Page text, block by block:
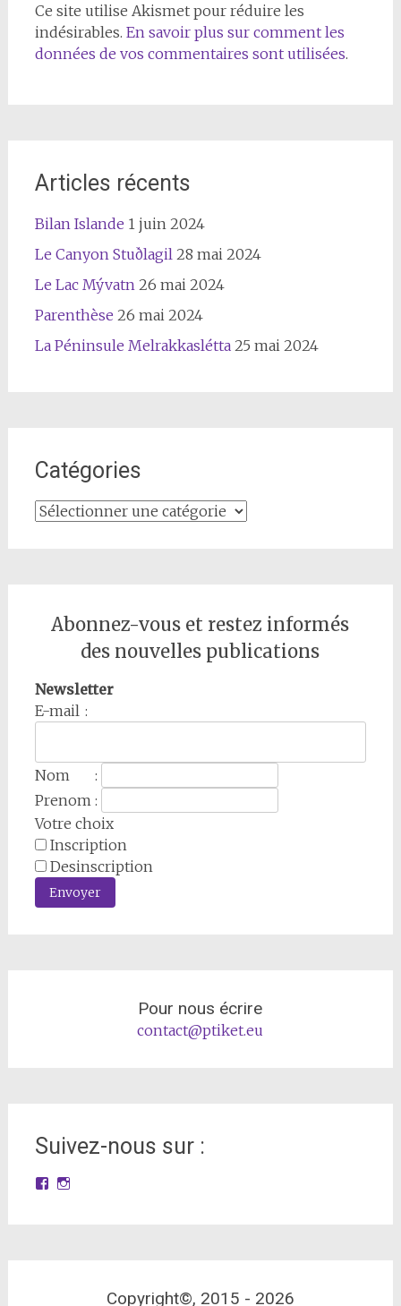
Ce site utilise Akismet pour réduire les
indésirables. En savoir plus sur comment les
données de vos commentaires sont utilisées.
Articles récents
Bilan Islande 1 juin 2024
Le Canyon Stuðlagil 28 mai 2024
Le Lac Mývatn 26 mai 2024
Parenthèse 26 mai 2024
La Péninsule Melrakkaslétta 25 mai 2024
Catégories
Catégories
Abonnez-vous et restez informés
des nouvelles publications
Newsletter
E-mail :
Nom :
Prenom :
Votre choix
Inscription
Desinscription
Envoyer
Pour nous écrire
contact@ptiket.eu
Suivez-nous sur :
Facebook
Instagram
Copyright©, 2015 - 2026